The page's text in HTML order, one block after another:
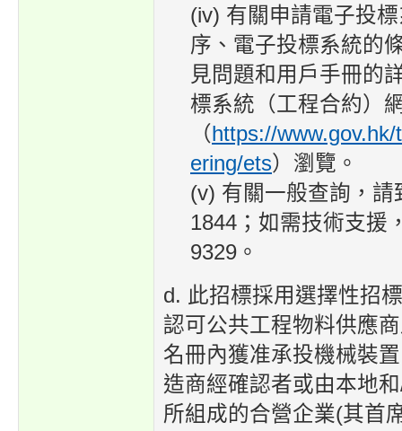
(iv) 有關申請電子投
序、電子投標系統的
見問題和用戶手冊的
標系統（工程合約）
（https://
ering/ets）瀏覽。
(v) 有關一般查詢，請
1844；如需技術支援
9329。
d. 此招標採用選擇性招
認可公共工程物料供應
名冊內獲准承投機械裝
造商經確認者或由本地
所組成的合營企業(其首